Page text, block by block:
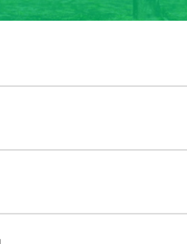
妊娠・出産